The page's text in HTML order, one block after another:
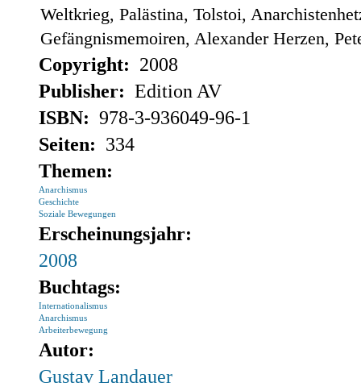
Weltkrieg, Palästina, Tolstoi,
Gefängnismemoiren, Alexander Herzen,
Copyright: 2008
Publisher: Edition AV
ISBN: 978-3-936049-96-1
Seiten: 334
Themen:
Anarchismus
Geschichte
Soziale Bewegungen
Erscheinungsjahr:
2008
Buchtags:
Internationalismus
Anarchismus
Arbeiterbewegung
Autor:
Gustav Landauer